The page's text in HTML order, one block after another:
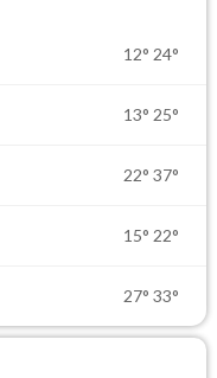
12° 24°
13° 25°
22° 37°
15° 22°
27° 33°